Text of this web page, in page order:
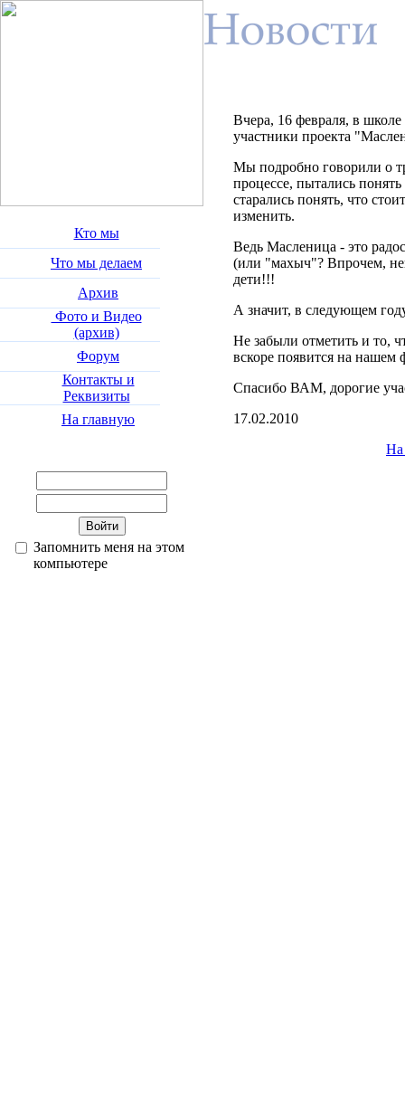
Кто мы
Что мы делаем
Архив
Фото и Видео
(архив)
Форум
Контакты и
Реквизиты
На главную
Запомнить меня на этом
компьютере
Вчера, 16 февраля, в
участники проекта
Мы подробно говорили о
процессе, пытались
старались понять, что
изменить.
Ведь Масленица - это
(или "махыч"? Впрочем,
дети!!!
А значит, в следующем
Не забыли отметить и то,
вскоре появится на нашем
Спасибо ВАМ, дорогие
17.02.2010
На